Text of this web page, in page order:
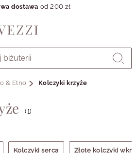
dostawa od 200 zł
& Etno Kolczyki krzyże
(1)
Kolczyki serca Złote kolczyki